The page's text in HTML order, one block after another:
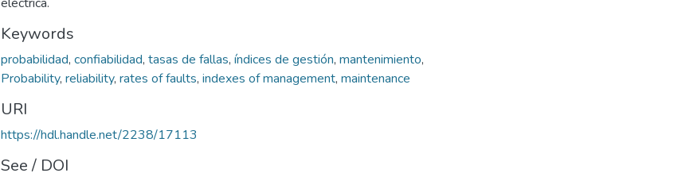
Keywords
probabilidad, confiabilidad, tasas de fallas, índices de gestión, mantenimiento,
Probability, reliability, rates of faults, indexes of management, maintenance
URI
https://hdl.handle.net/2238/17113
See / DOI